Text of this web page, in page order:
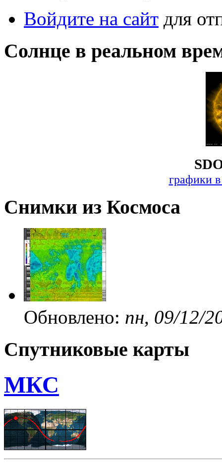
Войдите на сайт для
Солнце в реальном
графики
Снимки из Космоса
Обновлено: пн, 09/12/
Спутниковые карты
МКС